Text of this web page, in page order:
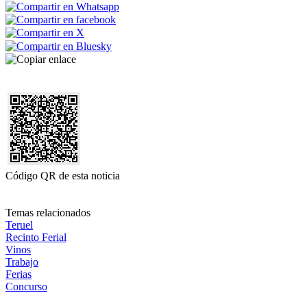
Código QR de esta noticia
Temas relacionados
Teruel
Recinto Ferial
Vinos
Trabajo
Ferias
Concurso